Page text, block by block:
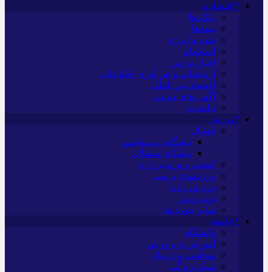
*اقتصادی
بانک ها
بیمه‌ها
نفت و انرژی
استخدام
اخبار بورس
ارتباطات و فن آوری اطلاعات
اقتصاد بین الملل
آگهی های دولتی
تبلیغات
*ورزش
فوتبال
باشگاه پرسپولیس
باشگاه استقلال
کشتی و وزنه‌برداری
ورزشهای رزمی
ورزش زنان
توپ و تور
سایر حوزه ها
*جامعه
دانشگاه
آموزش و پرورش
بهداشت و درمان
سبک زندگی